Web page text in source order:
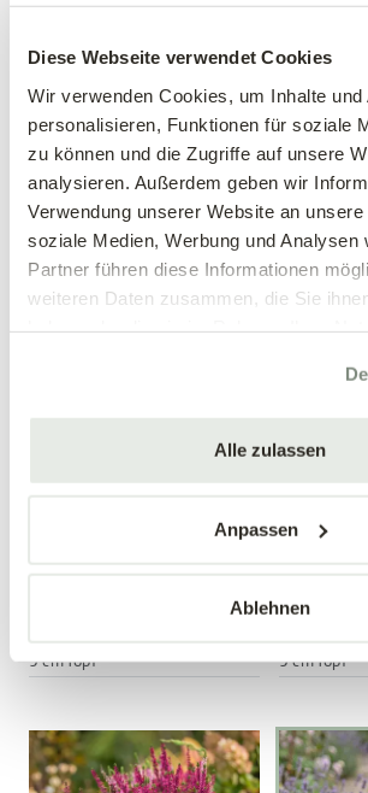
Diese Webseite verwendet Cookies
Wir verwenden Cookies, um Inhalte und
personalisieren, Funktionen für soziale
zu können und die Zugriffe auf unsere
analysieren. Außerdem geben wir
Verwendung unserer Website an
soziale Medien, Werbung und Analysen
Partner führen diese Informationen
weiteren Daten zusammen, die Sie
Alle zulassen
Anpassen
Ablehnen
Stiefmütterchen, weiß
3,89 €
3 Stück/Packung
9 cm Topf
3 Stück/
9 cm Topf
Großblumiges
Stiefmütterchen, blau
Viola wittrockiana Hybriden
3,89 €
3 Stück/Packung
9 cm Topf
Mengen-
Viola
3 Stück/
9 cm Topf